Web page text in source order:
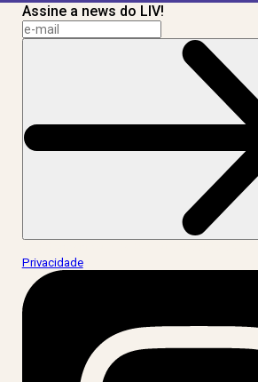
Assine a news do LIV!
Privacidade.